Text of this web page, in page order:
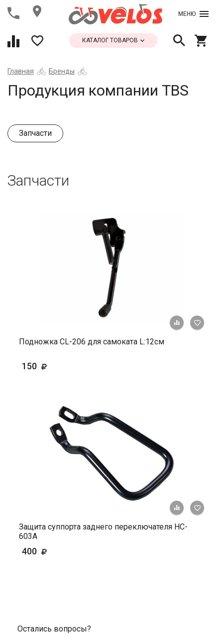
МЕНЮ
КАТАЛОГ ТОВАРОВ
Главная Бренды
Продукция компании TBS
Запчасти
Запчасти
+ К
Подножка CL-206 для самоката L:12см
150
+ К
Защита суппорта заднего переключателя HC-
603A
400
Остались вопросы?